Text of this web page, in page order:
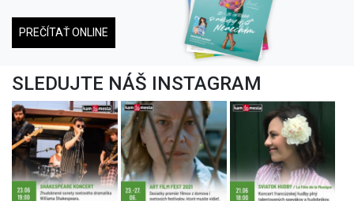
PREČÍTAŤ ONLINE
SLEDUJTE NÁŠ INSTAGRAM